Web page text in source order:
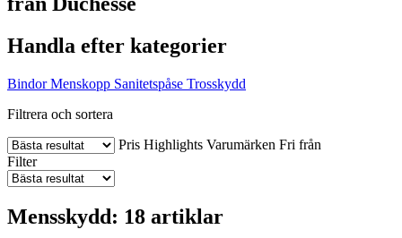
Handla efter kategorier
Bindor Menskopp Sanitetspåse Trosskydd
Filtrera och sortera
Pris Highlights Varumärken Fri från
Filter
Mensskydd: 18 artiklar